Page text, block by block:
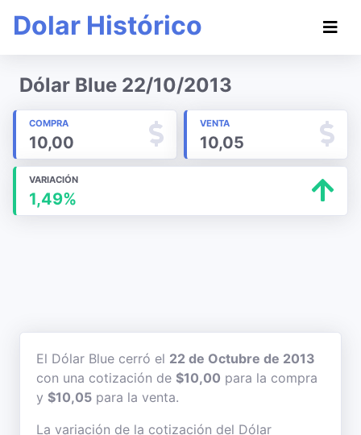
Dolar Histórico
Dólar Blue 22/10/2013
COMPRA
10,00
VENTA
10,05
VARIACIÓN
1,49%
El Dólar Blue cerró el 22 de Octubre de 2013
con una cotización de $10,00 para la compra
y $10,05 para la venta.
La variación de la cotización del Dólar